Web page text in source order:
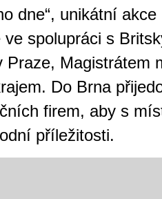
dne“, unikátní
ve spolupráci s
Praze, Magistrátem
Do Brna
firem, aby s
příležitosti.
Brno je
zajímavé
restaurace,
místem, kde si
hry. V
širokou nabídku her
jak pro pravidelné